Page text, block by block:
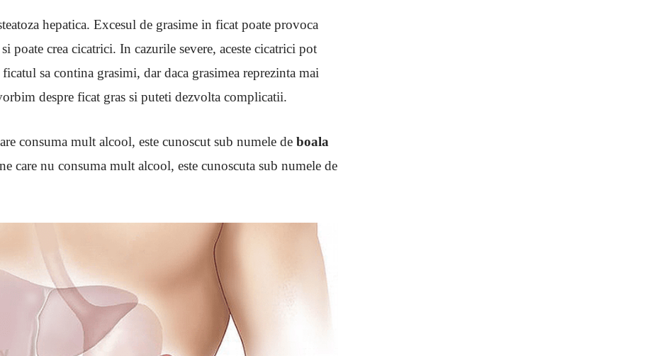
hepatica. Excesul de grasime in ficat poate provoca
poate crea cicatrici. In cazurile severe, aceste cicatrici pot
sa contina grasimi, dar daca grasimea reprezinta mai
despre ficat gras si puteti dezvolta complicatii.
consuma mult alcool, este cunoscut sub numele de boala
care nu consuma mult alcool, este cunoscuta sub numele de